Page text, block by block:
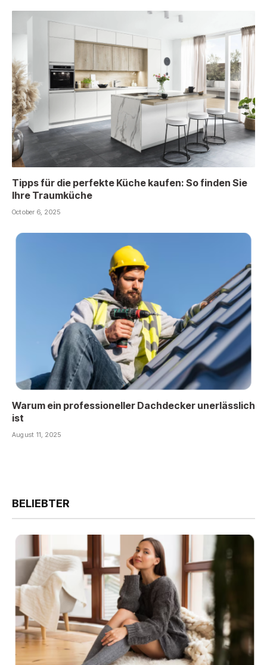
Tipps für die perfekte Küche kaufen: So finden Sie
Ihre Traumküche
October 6, 2025
Warum ein professioneller Dachdecker unerlässlich
ist
August 11, 2025
BELIEBTER